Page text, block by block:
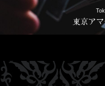
東京ア